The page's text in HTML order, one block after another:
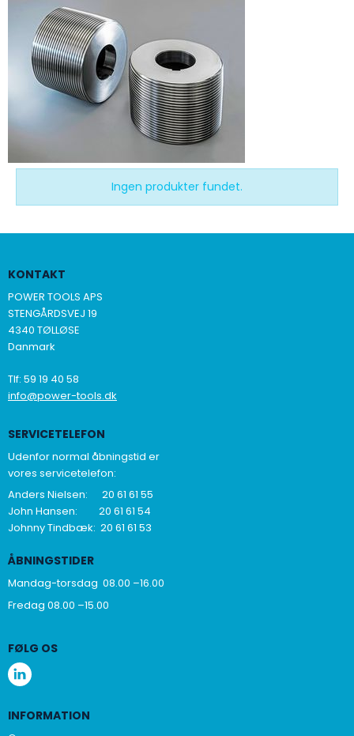
Ingen produkter fundet.
KONTAKT
POWER TOOLS APS
STENGÅRDSVEJ 19
4340 TØLLØSE
Danmark
Tlf: 59 19 40 58
info@power-tools.dk
SERVICETELEFON
Udenfor normal åbningstid er
vores servicetelefon:
Anders Nielsen: 20 61 61 55
John Hansen: 20 61 61 54
Johnny Tindbæk: 20 61 61 53
ÅBNINGSTIDER
Mandag-torsdag 08.00 –16.00
Fredag 08.00 –15.00
FØLG OS
INFORMATION